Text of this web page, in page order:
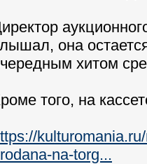
она
хитом
того, на
na-torg...